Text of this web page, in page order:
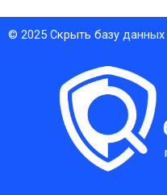
© 2025 Скрыть базу данных